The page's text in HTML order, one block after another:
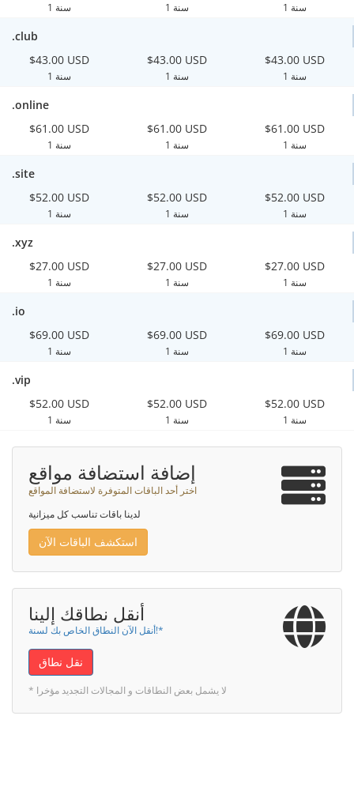
1 سنة 1 سنة 1 سنة
.club
$43.00 USD
1 سنة
$43.00 USD
1 سنة
$43.00 USD
1 سنة
.online
$61.00 USD
1 سنة
$61.00 USD
1 سنة
$61.00 USD
1 سنة
.site
$52.00 USD
1 سنة
$52.00 USD
1 سنة
$52.00 USD
1 سنة
.xyz
$27.00 USD
1 سنة
$27.00 USD
1 سنة
$27.00 USD
1 سنة
.io
$69.00 USD
1 سنة
$69.00 USD
1 سنة
$69.00 USD
1 سنة
.vip
$52.00 USD
1 سنة
$52.00 USD
1 سنة
$52.00 USD
1 سنة
إضافة استضافة مواقع
اختر أحد الباقات المتوفرة لاستضافة المواقع
لدينا باقات تناسب كل ميزانية
استكشف الباقات الآن
أنقل نطاقك إلينا
أنقل الآن النطاق الخاص بك لسنة!*
نقل نطاق
* لا يشمل بعض النطاقات و المجالات التجديد مؤخرا